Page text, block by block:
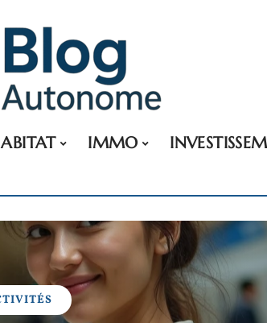
IMMO